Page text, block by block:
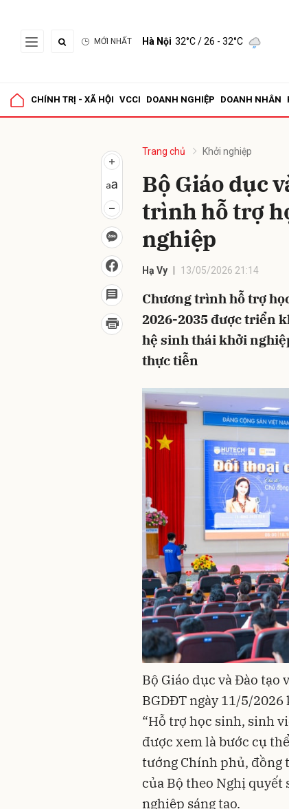
MỚI NHẤT Hà Nội 32°C/ 26 - 32°C
CHÍNH TRỊ - XÃ HỘI VCCI DOANH NGHIỆP DOANH NHÂN
Trang chủ Khởi nghiệp
Bộ Giáo dục
trình hỗ trợ
nghiệp
Hạ Vy 13/05/2026 21:14
Chương trình hỗ trợ
2026-2035 được triển
hệ sinh thái khởi
thực tiễn
Bộ Giáo dục và Đào tạo
BGDĐT ngày 11/5/
“Hỗ trợ học sinh, sinh
được xem là bước cụ
tướng Chính phủ, đồng
của Bộ theo Nghị quyết
nghiệp sáng tạo.